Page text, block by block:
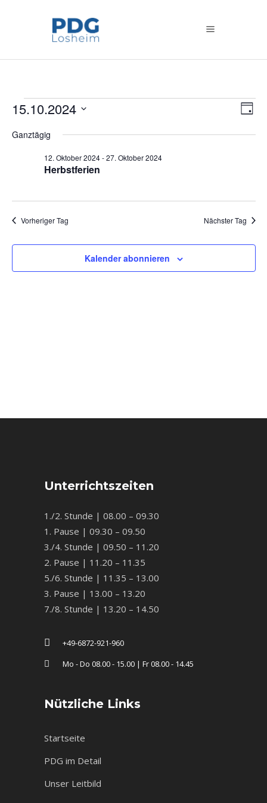
Veranstaltungen
für
Oktober
2024
Tag
15.10.2024
wählen.
Ganztägig
Herbstferien
12. Oktober 2024-27. Oktober 2024
Vorheriger Tag Nächster Tag
Kalender abonnieren
Unterrichtszeiten
1./2. Stunde | 08.00 – 09.30
1. Pause | 09.30 – 09.50
3./4. Stunde | 09.50 – 11.20
2. Pause | 11.20 – 11.35
5./6. Stunde | 11.35 – 13.00
3. Pause | 13.00 – 13.20
7./8. Stunde | 13.20 – 14.50
+49-6872-921-960
Mo - Do 08.00 - 15.00 | Fr 08.00 - 14.45
Nützliche Links
Startseite
PDG im Detail
Unser Leitbild